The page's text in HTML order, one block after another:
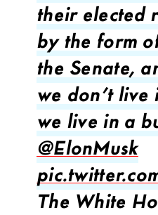
their elected
by the form
the Senate,
we don’t live
we live in a
@ElonMusk
The White